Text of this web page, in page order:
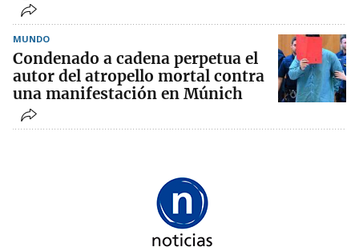
MUNDO
Condenado a cadena perpetua el
autor del atropello mortal contra
una manifestación en Múnich